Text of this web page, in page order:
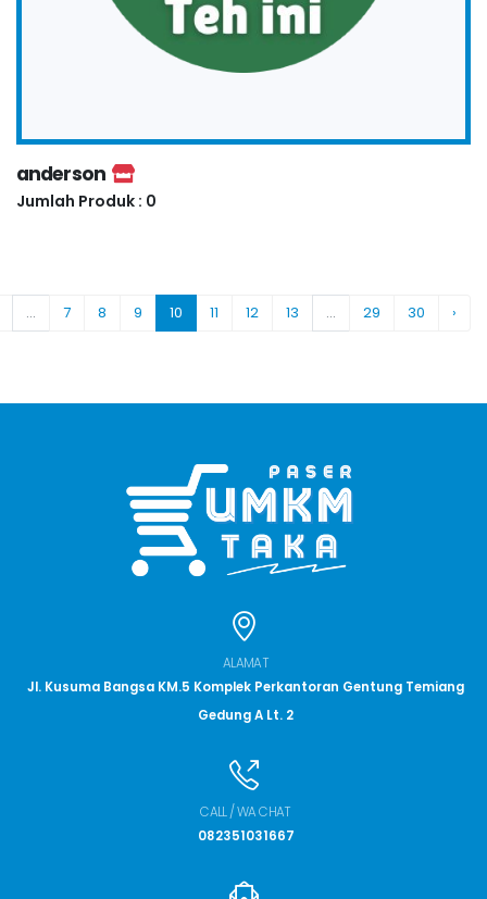
anderson
Jumlah Produk : 0
... 7 8 9 10 11 12 13 ... 29 30 ›
ALAMAT
Jl. Kusuma Bangsa KM.5 Komplek Perkantoran Gentung Temiang
Gedung A Lt. 2
CALL / WA CHAT
082351031667